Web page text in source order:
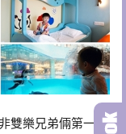
雙樂兄弟倆第一次